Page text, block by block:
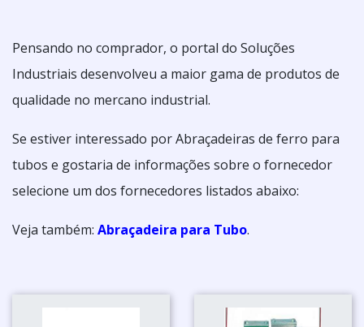
Pensando no comprador, o portal do Soluções
Industriais desenvolveu a maior gama de produtos de
qualidade no mercano industrial.
Se estiver interessado por Abraçadeiras de ferro para
tubos e gostaria de informações sobre o fornecedor
selecione um dos fornecedores listados abaixo:
Veja também: Abraçadeira para Tubo.